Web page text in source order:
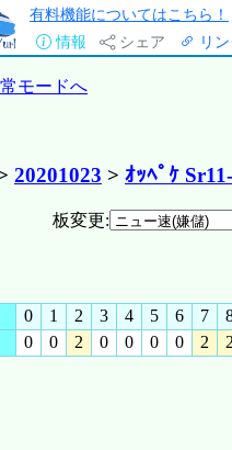
有料機能についてはこちら！
情報
シェア リ